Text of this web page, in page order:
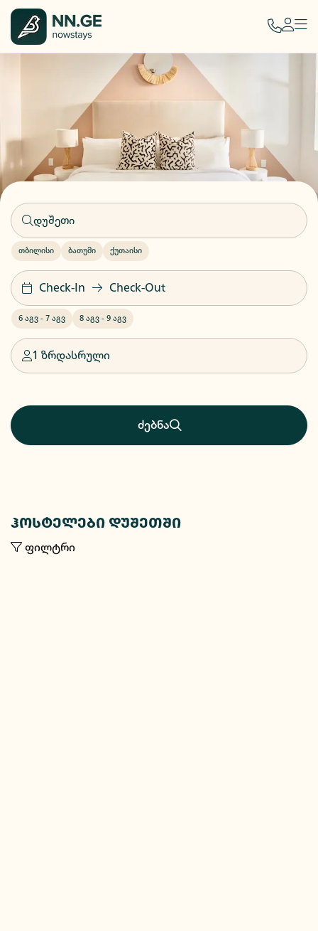
თბილისი ბათუმი ქუთაისი
Check-In Check-Out
6 აგვ - 7 აგვ 8 აგვ - 9 აგვ
1 ზრდასრული
ძებნა
ჰოსტელები დუშეთში
ფილტრი